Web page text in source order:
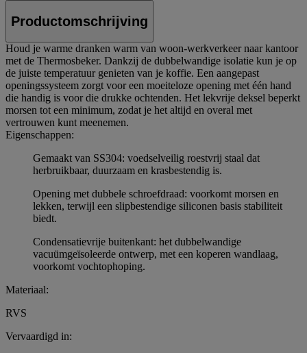
Productomschrijving
Houd je warme dranken warm van woon-werkverkeer naar kantoor
met de Thermosbeker. Dankzij de dubbelwandige isolatie kun je op
de juiste temperatuur genieten van je koffie. Een aangepast
openingssysteem zorgt voor een moeiteloze opening met één hand
die handig is voor die drukke ochtenden. Het lekvrije deksel beperkt
morsen tot een minimum, zodat je het altijd en overal met
vertrouwen kunt meenemen.
Eigenschappen:
Gemaakt van SS304: voedselveilig roestvrij staal dat
herbruikbaar, duurzaam en krasbestendig is.
Opening met dubbele schroefdraad: voorkomt morsen en
lekken, terwijl een slipbestendige siliconen basis stabiliteit
biedt.
Condensatievrije buitenkant: het dubbelwandige
vacuümgeïsoleerde ontwerp, met een koperen wandlaag,
voorkomt vochtophoping.
Materiaal:
RVS
Vervaardigd in: